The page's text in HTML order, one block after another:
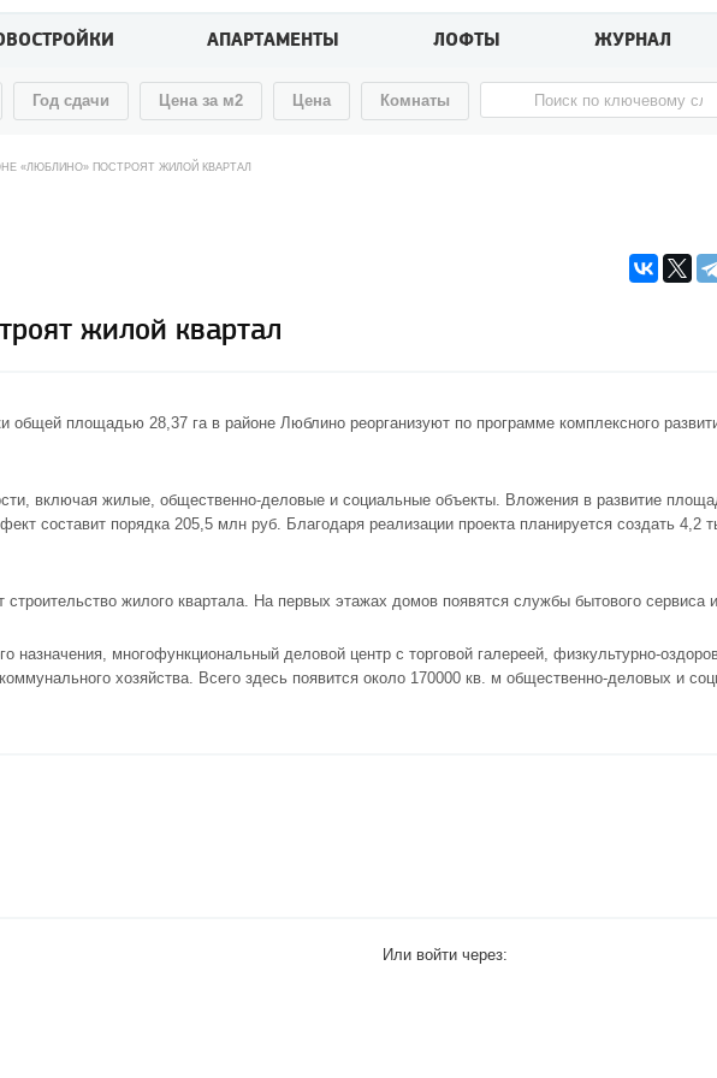
АПАРТАМЕНТЫ ЛОФТЫ ЖУРНАЛ
Год сдачи Цена за м2 Цена Комнаты
«ЛЮБЛИНО» ПОСТРОЯТ ЖИЛОЙ КВАРТАЛ
жилой квартал
общей площадью 28,37 га в районе Люблино реорганизуют по программе комплексного
включая жилые, общественно-деловые и социальные объекты. Вложения в развитие
составит порядка 205,5 млн руб. Благодаря реализации проекта планируется создать 4,2
строительство жилого квартала. На первых этажах домов появятся службы бытового сервиса
назначения, многофункциональный деловой центр с торговой галереей, физкультурно-
хозяйства. Всего здесь появится около 170000 кв. м общественно-деловых и
Или войти через: